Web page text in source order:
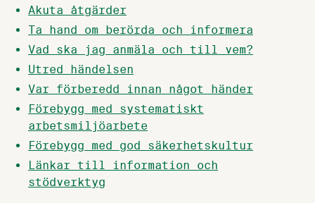
Akuta åtgärder
Ta hand om berörda och informera
Vad ska jag anmäla och till vem?
Utred händelsen
Var förberedd innan något händer
Förebygg med systematiskt
arbetsmiljöarbete
Förebygg med god säkerhetskultur
Länkar till information och
stödverktyg